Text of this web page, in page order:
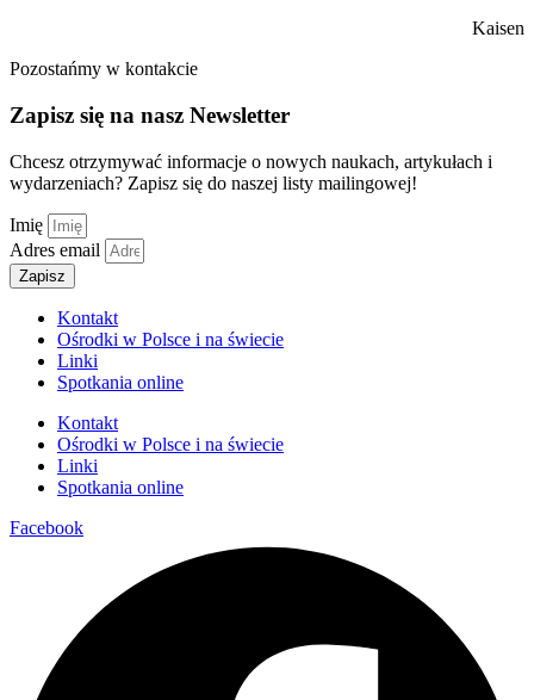
Kaisen
Pozostańmy w kontakcie
Zapisz się na nasz Newsletter
Chcesz otrzymywać informacje o nowych naukach, artykułach i
wydarzeniach? Zapisz się do naszej listy mailingowej!
Imię
Adres email
Zapisz
Kontakt
Ośrodki w Polsce i na świecie
Linki
Spotkania online
Kontakt
Ośrodki w Polsce i na świecie
Linki
Spotkania online
Facebook